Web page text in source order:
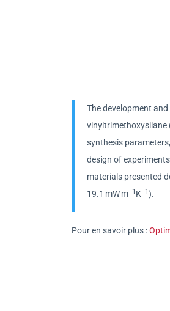
The development
vinyltrimethoxysilane
synthesis
design of
materials presented
19.1 mW m−1 K−1).
Pour en savoir plus :